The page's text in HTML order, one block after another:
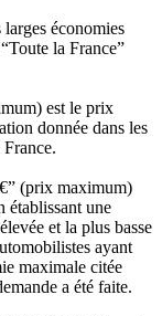
économies
la France”
est le prix
donnée dans les
(prix maximum)
établissant une
et la plus basse
ayant
maximale citée
a été faite.